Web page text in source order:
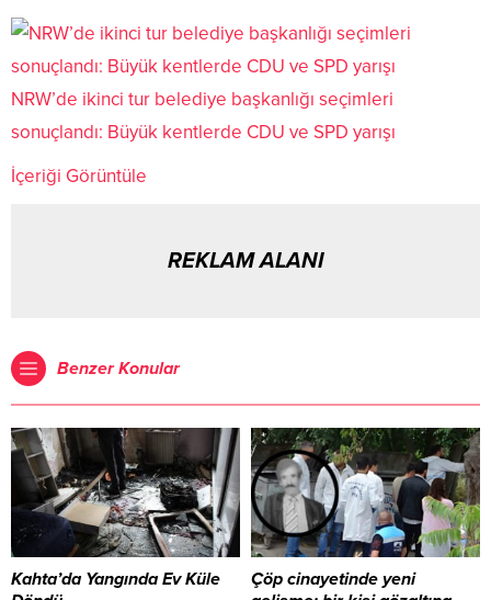
NRW’de ikinci tur belediye başkanlığı seçimleri
sonuçlandı: Büyük kentlerde CDU ve SPD yarışı
İçeriği Görüntüle
REKLAM ALANI
Benzer Konular
Kahta’da Yangında Ev Küle
Çöp cinayetinde yeni